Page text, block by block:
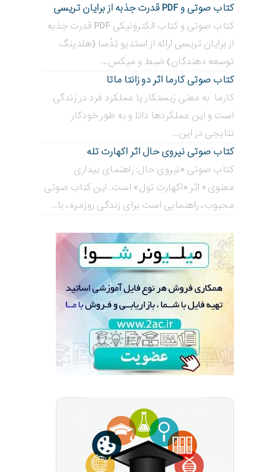
کتاب صوتی و PDF قدرت جذبه از برایان تریسی
کتاب صوتی و کتاب الکترونیکی PDF قدرت جذبه
از برایان تریسی ارائه از استدیو تِدْسا (هلدینگ
توسعه دهندگان) ضبط و میکس...
کتاب صوتی کارما اثر دو زانتا ماتا
کارما به معنی زیستکار یا عملکرد فرد در زندگی
است و این عملکردها ذاتا و به طور خودکار
نتایجی در این...
کتاب صوتی نیروی حال اثر اکهارت تله
کتاب صوتی «نیروی حال: راهنمای بیداری
معنوی» اثر «اکهارت تول» است. این کتاب صوتی
محبوب، راهنمایی است برای زندگی روزمره، با...